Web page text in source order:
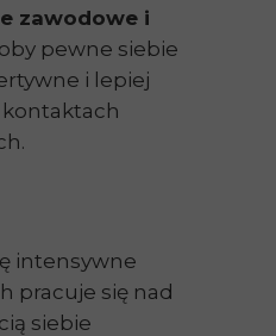
zawodowe i
pewne siebie
i lepiej
kontaktach
intensywne
pracuje się nad
siebie